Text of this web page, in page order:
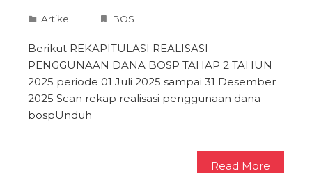
Artikel BOS
Berikut REKAPITULASI REALISASI
PENGGUNAAN DANA BOSP TAHAP 2 TAHUN
2025 periode 01 Juli 2025 sampai 31 Desember
2025 Scan rekap realisasi penggunaan dana
bospUnduh
Read More